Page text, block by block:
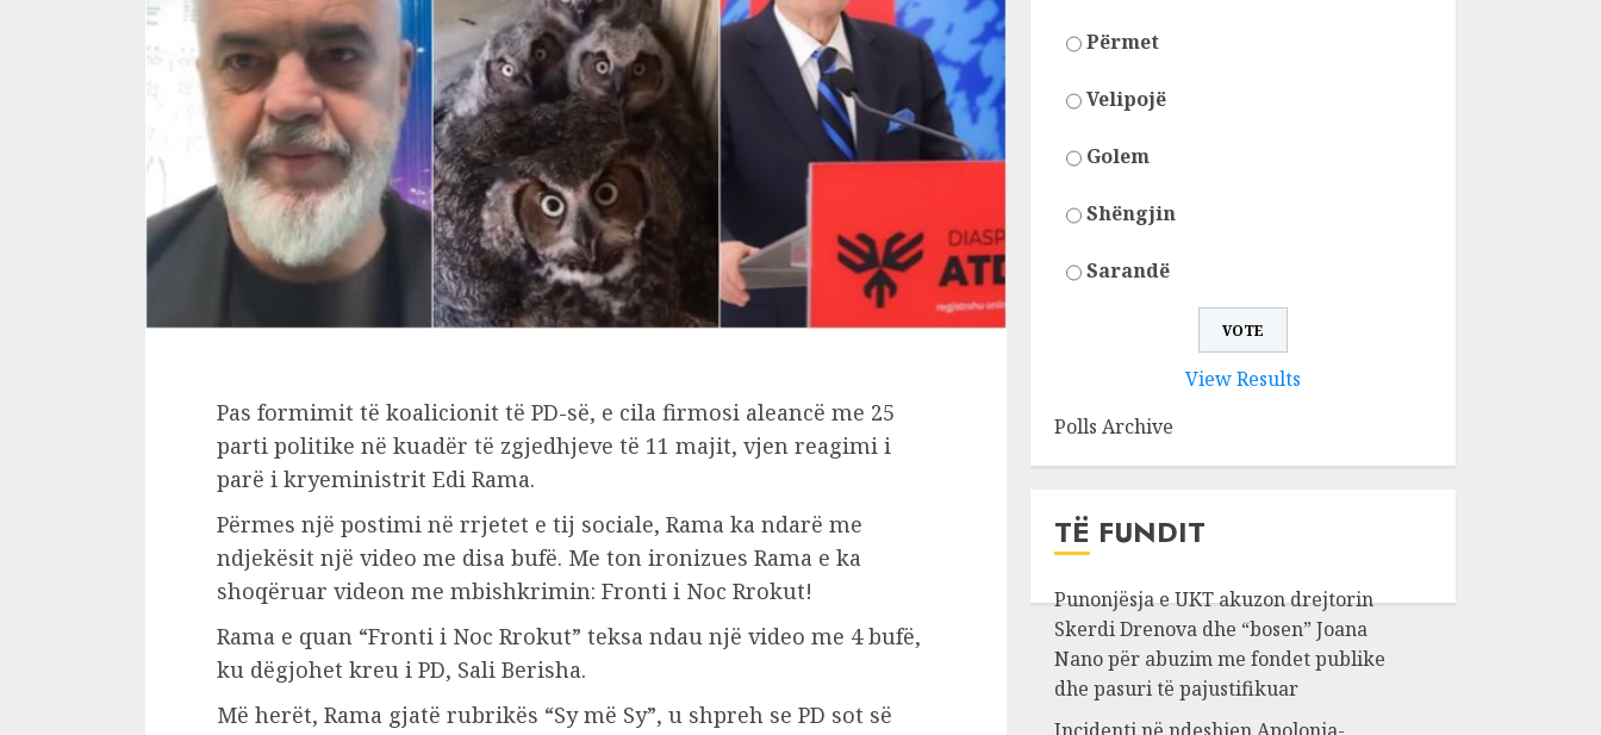
Pas formimit të koalicionit të PD-së, e cila firmosi aleancë me 25
parti politike në kuadër të zgjedhjeve të 11 majit, vjen reagimi i
parë i kryeministrit Edi Rama.
Përmes një postimi në rrjetet e tij sociale, Rama ka ndarë me
ndjekësit një video me disa bufë. Me ton ironizues Rama e ka
shoqëruar videon me mbishkrimin: Fronti i Noc Rrokut!
Rama e quan “Fronti i Noc Rrokut” teksa ndau një video me 4 bufë,
ku dëgjohet kreu i PD, Sali Berisha.
Më herët, Rama gjatë rubrikës “Sy më Sy”, u shpreh se PD sot së
Përmet
Velipojë
Golem
Shëngjin
Sarandë
View Results
Polls Archive
TË FUNDIT
Punonjësja e UKT akuzon drejtorin
Skerdi Drenova dhe “bosen” Joana
Nano për abuzim me fondet publike
dhe pasuri të pajustifikuar